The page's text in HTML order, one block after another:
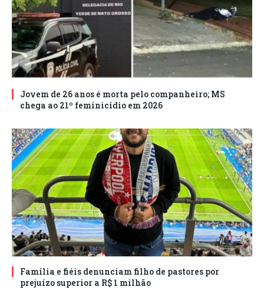
Jovem de 26 anos é morta pelo companheiro; MS
chega ao 21º feminicídio em 2026
Família e fiéis denunciam filho de pastores por
prejuízo superior a R$ 1 milhão